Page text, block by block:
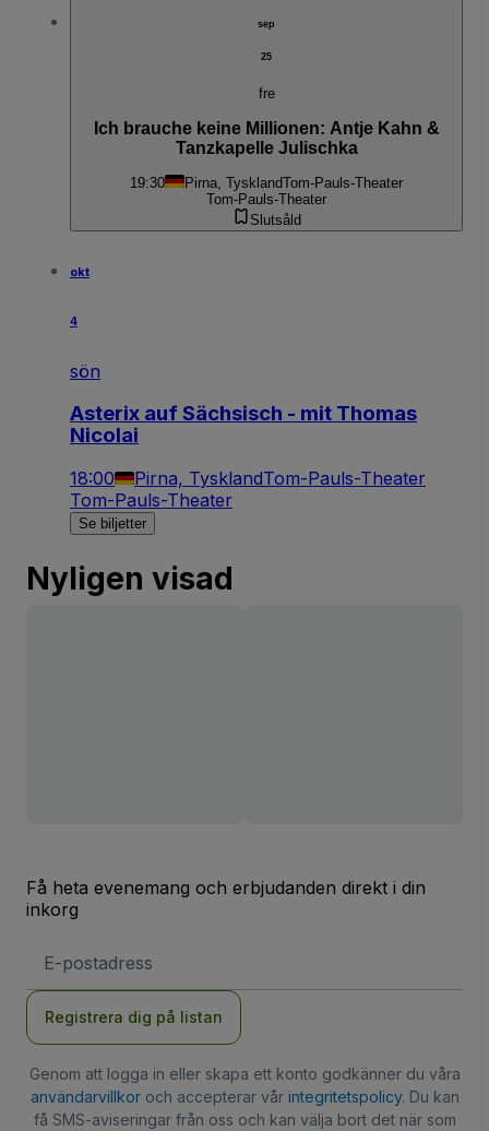
sep
25
fre
Ich brauche keine Millionen: Antje Kahn &
Tanzkapelle Julischka
19:30 Pirna, TysklandTom-Pauls-Theater
Tom-Pauls-Theater
Slutsåld
okt
4
sön
Asterix auf Sächsisch - mit Thomas
Nicolai
18:00 Pirna, TysklandTom-Pauls-Theater
Tom-Pauls-Theater
Se biljetter
Nyligen visad
Få heta evenemang och erbjudanden direkt i din
inkorg
postadress
Registrera dig på listan
Genom att logga in eller skapa ett konto godkänner du våra
användarvillkoroch accepterar vår integritetspolicy. Du kan
få SMS-aviseringar från oss och kan välja bort det när som